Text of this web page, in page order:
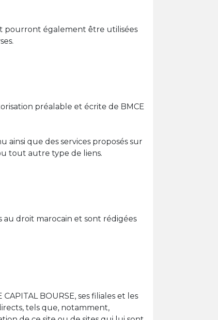
pourront également être utilisées
préalable et écrite de BMCE
ainsi que des services proposés sur
tout autre type de liens.
au droit marocain et sont rédigées
BOURSE, ses filiales et les
tels que, notamment,